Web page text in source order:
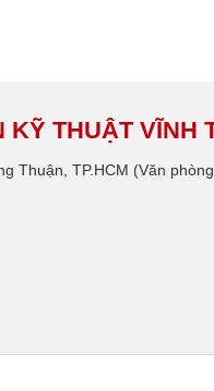
KỸ THUẬT VĨNH
Thuận, TP.HCM (Văn